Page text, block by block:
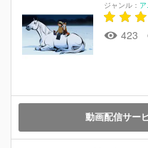
ジャンル： ア
423
動画配信サー